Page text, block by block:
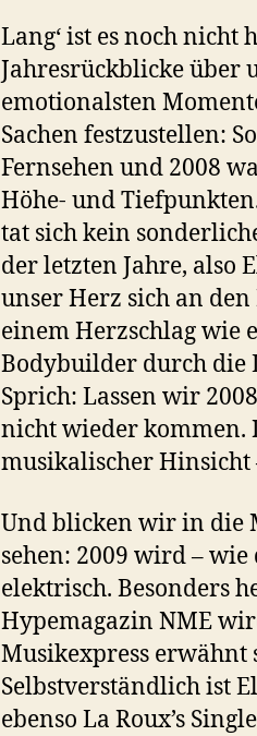
Lang‘ ist es noch nicht
Jahresrückblicke über
emotionalsten
Sachen festzustellen:
Fernsehen und 2008
Höhe- und
tat sich kein
der letzten Jahre, also
unser Herz sich an
einem Herzschlag wie
Bodybuilder durch die
Sprich: Lassen wir
nicht wieder kommen.
musikalischer Hinsicht
Und blicken wir in die
sehen: 2009 wird –
elektrisch. Besonders
Hypemagazin NME
Musikexpress erwähnt
Selbstverständlich ist
ebenso La Roux’s